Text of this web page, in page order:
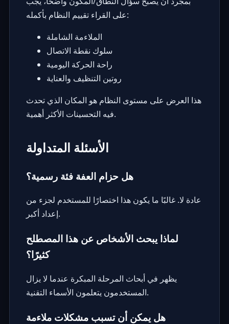
على القراء تقييم النظام بأكمله:
الملاءمة الشاملة
سلوك نقطة الاتصال
راحة الحركة اليومية
روتين التنظيف والعناية
هذا العرض على مستوى النظام هو المكان الذي تحدث
فيه التحسينات الأكثر أهمية.
الأسئلة المتداولة
هل حزام العفة فئة رسمية؟
عادة لا. غالبًا ما يكون هذا اختصارًا للمستخدم لجزء من
إعداد أكبر.
لماذا يبحث الأشخاص عن هذا المصطلح
كثيرًا؟
يظهر في أبحاث المرحلة المبكرة عندما لا يزال
المستخدمون يتعلمون الأسماء التقنية.
هل يمكن أن تسبب مشكلات ملاءمة